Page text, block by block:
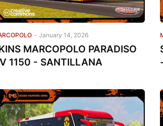
- January 14, 2026
MARCOPOLO PARADISO
1150 - SANTILLANA